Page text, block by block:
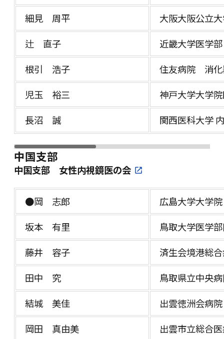
細見 周平
大阪大阪公立
辻 直子
近畿大学医学
根引 浩子
住友病院 消化
児玉 裕三
神戸大学大学
長沼 誠
関西医科大学
中国支部
中国支部 女性内視鏡医の会
●岡 志郎
広島大学大学
坂本 有里
鳥取大学医学
藤井 容子
済生会境港総
田中 究
鳥取県立中央
結城 美佳
出雲徳洲会病
岡田 真由美
出雲市立総合